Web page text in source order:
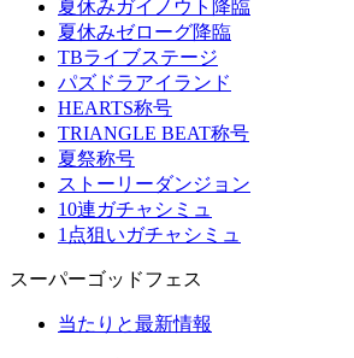
夏休みガイノウト降臨
夏休みゼローグ降臨
TBライブステージ
パズドラアイランド
HEARTS称号
TRIANGLE BEAT称号
夏祭称号
ストーリーダンジョン
10連ガチャシミュ
1点狙いガチャシミュ
スーパーゴッドフェス
当たりと最新情報